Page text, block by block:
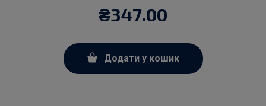
₴347.00
Додати у кошик